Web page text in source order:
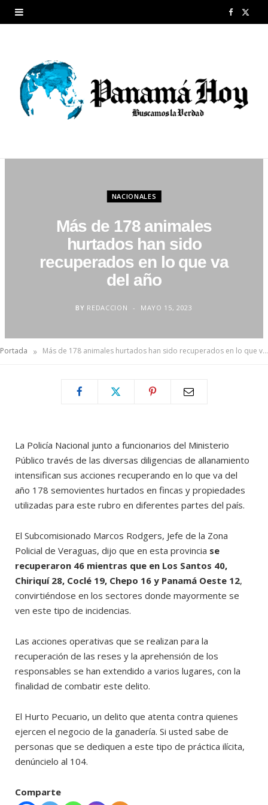
F
b
NACIONALES
Más de 178 animales
hurtados han sido
recuperados en lo que va
del año
BY REDACCION MAYO 15, 2023
Portada » Más de 178 animales hurtados han sido recuperados en lo que va del año
La Policía Nacional junto a funcionarios del Ministerio
Público través de las diversas diligencias de allanamiento
intensifican sus acciones recuperando en lo que va del
año 178 semovientes hurtados en fincas y propiedades
utilizadas para este rubro en diferentes partes del país.
El Subcomisionado Marcos Rodgers, Jefe de la Zona
Policial de Veraguas, dijo que en esta provincia se
recuperaron 46 mientras que en Los Santos 40,
Chiriquí 28, Coclé 19, Chepo 16 y Panamá Oeste 12,
convirtiéndose en los sectores donde mayormente se
ven este tipo de incidencias.
Las acciones operativas que se realizan para la
recuperación de las reses y la aprehensión de los
responsables se han extendido a varios lugares, con la
finalidad de combatir este delito.
El Hurto Pecuario, un delito que atenta contra quienes
ejercen el negocio de la ganadería. Si usted sabe de
personas que se dediquen a este tipo de práctica ilícita,
denúncielo al 104.
Comparte